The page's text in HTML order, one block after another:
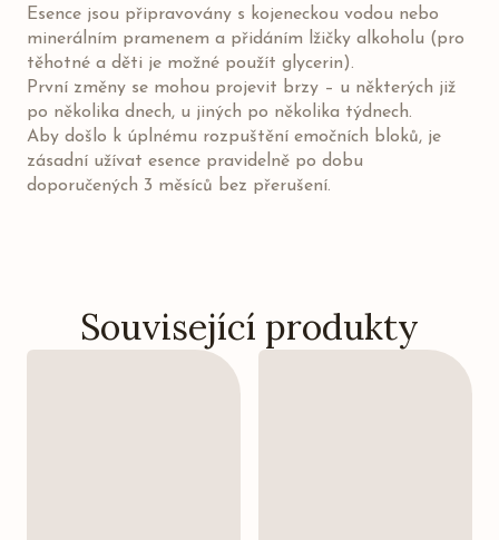
Esence jsou připravovány s kojeneckou vodou nebo
minerálním pramenem a přidáním lžičky alkoholu (pro
těhotné a děti je možné použít glycerin).
První změny se mohou projevit brzy – u některých již
po několika dnech, u jiných po několika týdnech.
Aby došlo k úplnému rozpuštění emočních bloků, je
zásadní užívat esence pravidelně po dobu
doporučených 3 měsíců bez přerušení.
Související produkty